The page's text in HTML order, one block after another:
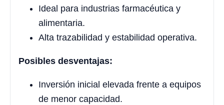
Ideal para industrias farmacéutica y
alimentaria.
Alta trazabilidad y estabilidad operativa.
Posibles desventajas:
Inversión inicial elevada frente a equipos
de menor capacidad.